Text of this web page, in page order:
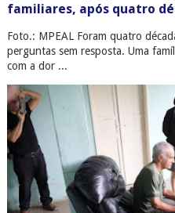
familiares, após quatro
Foto.: MPEAL Foram quatro
perguntas sem resposta. Uma
com a dor ...